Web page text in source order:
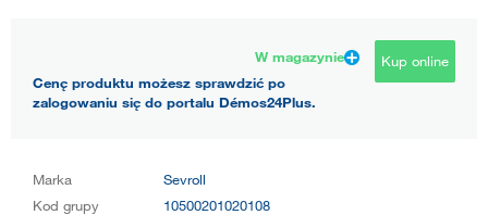
W magazynie
Cenę produktu możesz sprawdzić po
zalogowaniu się do portalu Démos24Plus.
Kup online
Marka
Sevroll
Kod grupy
10500201020108